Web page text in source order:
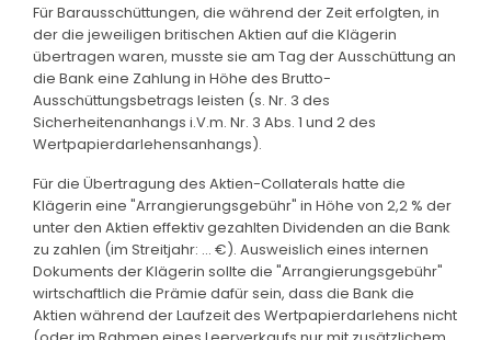
Für Barausschüttungen, die während der Zeit erfolgten, in
der die jeweiligen britischen Aktien auf die Klägerin
übertragen waren, musste sie am Tag der Ausschüttung an
die Bank eine Zahlung in Höhe des Brutto-
Ausschüttungsbetrags leisten (s. Nr. 3 des
Sicherheitenanhangs i.V.m. Nr. 3 Abs. 1 und 2 des
Wertpapierdarlehensanhangs).
Für die Übertragung des Aktien-Collaterals hatte die
Klägerin eine "Arrangierungsgebühr" in Höhe von 2,2 % der
unter den Aktien effektiv gezahlten Dividenden an die Bank
zu zahlen (im Streitjahr: ... €). Ausweislich eines internen
Dokuments der Klägerin sollte die "Arrangierungsgebühr"
wirtschaftlich die Prämie dafür sein, dass die Bank die
Aktien während der Laufzeit des Wertpapierdarlehens nicht